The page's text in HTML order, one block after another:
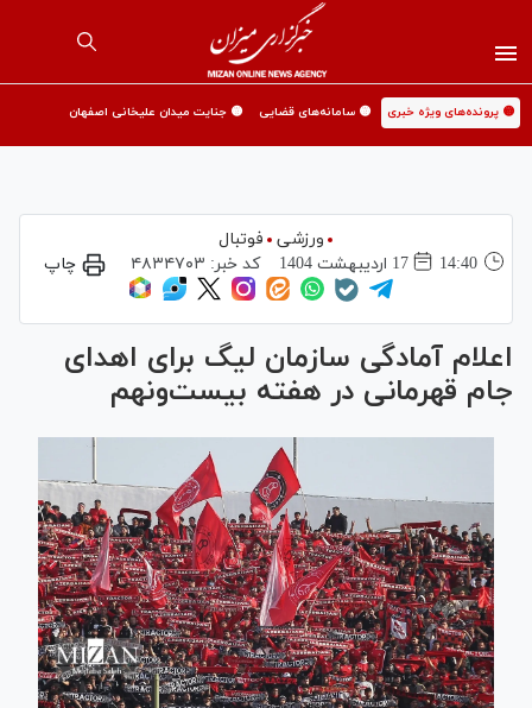
🟡 پرونده‌های ویژه خبری 🟡 سامانه‌های قضایی 🟡 جنایت میدان علیخانی اصفهان
ورزشی
فوتبال
14:40
17 ارديبهشت 1404 کد خبر: ۴۸۳۴۷۰۳ چاپ
اعلام آمادگی سازمان لیگ برای اهدای
جام قهرمانی در هفته بیست‌ونهم